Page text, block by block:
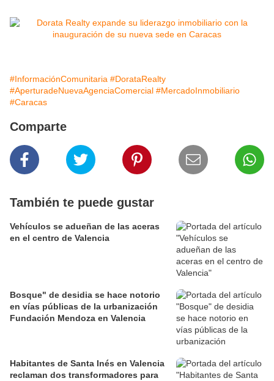
#InformaciónComunitaria #DorataRealty
#AperturadeNuevaAgenciaComercial #MercadoInmobiliario
#Caracas
Comparte
También te puede gustar
Vehículos se adueñan de las aceras
en el centro de Valencia
Bosque" de desidia se hace notorio
en vías públicas de la urbanización
Fundación Mendoza en Valencia
Habitantes de Santa Inés en Valencia
reclaman dos transformadores para